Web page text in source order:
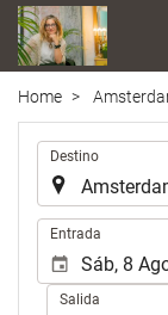
Home
Introduzca
lugar
de
destino
en
Destino
Introduzca
las
fechas
Entrada
Salida